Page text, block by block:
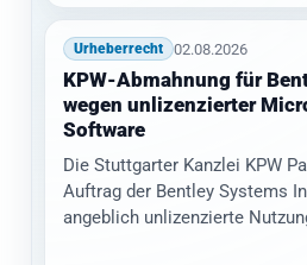
Urheberrecht 02.08.2026
KPW-Abmahnung für
wegen unlizenzierter
Software
Die Stuttgarter Kanzlei KPW
Auftrag der Bentley Systems
angeblich unlizenzierte